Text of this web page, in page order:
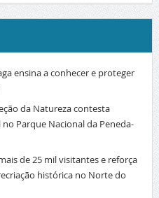
ensina a conhecer e proteger
da Natureza contesta
Parque Nacional da Peneda-
de 25 mil visitantes e reforça
histórica no Norte do